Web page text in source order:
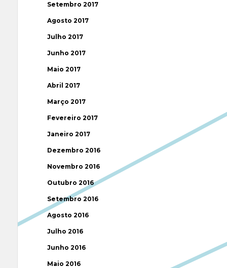
Setembro 2017
Agosto 2017
Julho 2017
Junho 2017
Maio 2017
Abril 2017
Março 2017
Fevereiro 2017
Janeiro 2017
Dezembro 2016
Novembro 2016
Outubro 2016
Setembro 2016
Agosto 2016
Julho 2016
Junho 2016
Maio 2016